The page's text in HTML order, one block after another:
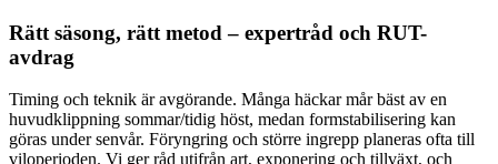
Rätt säsong, rätt metod – expertråd och RUT-
avdrag
Timing och teknik är avgörande. Många häckar mår bäst av en
huvudklippning sommar/tidig höst, medan formstabilisering kan
göras under senvår. Föryngring och större ingrepp planeras ofta till
viloperioden. Vi ger råd utifrån art, exponering och tillväxt, och